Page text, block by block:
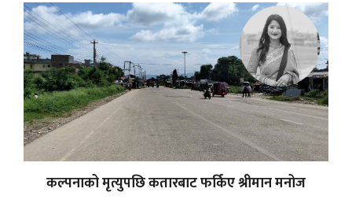
कल्पनाको मृत्युपछि कतारबाट फर्किए श्रीमान मनोज